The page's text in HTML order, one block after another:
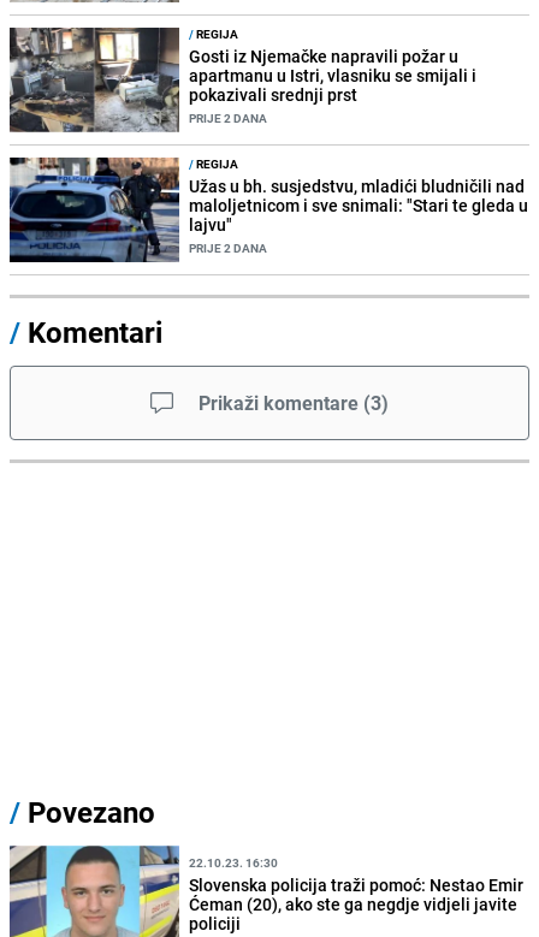
/REGIJA
Gosti iz Njemačke napravili požar u
apartmanu u Istri, vlasniku se smijali i
pokazivali srednji prst
PRIJE 2 DANA
/REGIJA
Užas u bh. susjedstvu, mladići bludničili nad
maloljetnicom i sve snimali: "Stari te gleda u
lajvu"
PRIJE 2 DANA
/ Komentari
Prikaži komentare (3)
/ Povezano
22.10.23. 16:30
Slovenska policija traži pomoć: Nestao Emir
Ćeman (20), ako ste ga negdje vidjeli javite
policiji